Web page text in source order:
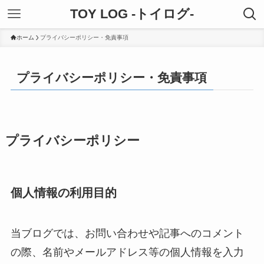
TOY LOG -トイログ-
ホーム プライバシーポリシー・免責事項
プライバシーポリシー・免責事項
プライバシーポリシー
個人情報の利用目的
当ブログでは、お問い合わせや記事へのコメント
の際、名前やメールアドレス等の個人情報を入力